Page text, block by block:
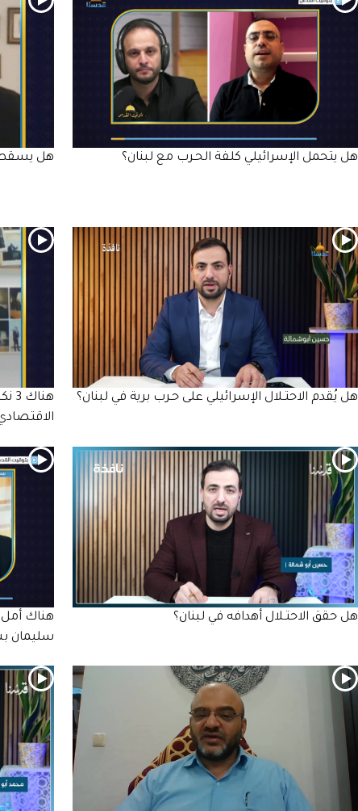
هل يتحمل الإسرائيلي كلفة الحـرب مع لبنان؟ هل يسقط
هل يُقدم الاحتـلال الإسرائيلي على حـرب برية في لبنان؟
هل حقق الاحتـلال أهدافه في لبنان؟
هناك أمل
سليمان